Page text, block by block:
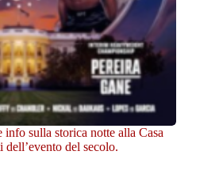
sulla storica notte alla Casa
del secolo.